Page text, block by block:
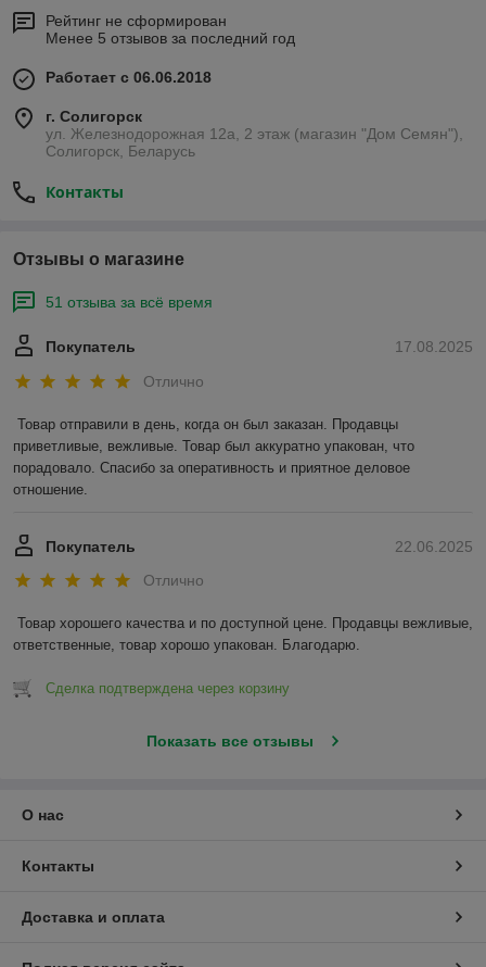
Рейтинг не сформирован
Менее 5 отзывов за последний год
Работает с 06.06.2018
г. Солигорск
ул. Железнодорожная 12а, 2 этаж (магазин "Дом Семян"),
Солигорск, Беларусь
Контакты
Отзывы о магазине
51 отзыва за всё время
17.08.2025
Покупатель
Отлично
Товар отправили в день, когда он был заказан. Продавцы
приветливые, вежливые. Товар был аккуратно упакован, что
порадовало. Спасибо за оперативность и приятное деловое
отношение.
22.06.2025
Покупатель
Отлично
Товар хорошего качества и по доступной цене. Продавцы вежливые,
ответственные, товар хорошо упакован. Благодарю.
Сделка подтверждена через корзину
Показать все отзывы
О нас
Контакты
Доставка и оплата